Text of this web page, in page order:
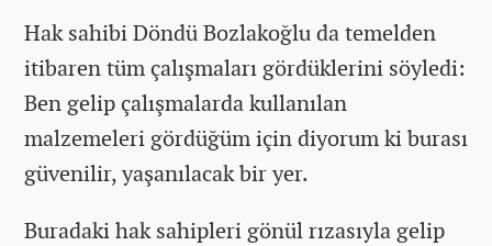
Hak sahibi Döndü Bozlakoğlu da temelden
itibaren tüm çalışmaları gördüklerini söyledi:
Ben gelip çalışmalarda kullanılan
malzemeleri gördüğüm için diyorum ki burası
güvenilir, yaşanılacak bir yer.
Buradaki hak sahipleri gönül rızasıyla gelip